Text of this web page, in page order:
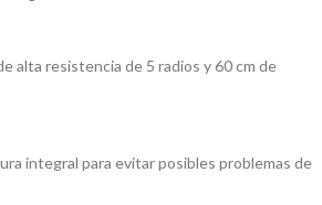
alta resistencia de 5 radios y 60 cm de
integral para evitar posibles problemas de